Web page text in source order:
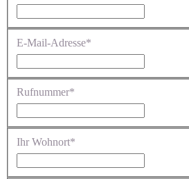
E-Mail-Adresse*
Rufnummer*
Ihr Wohnort*